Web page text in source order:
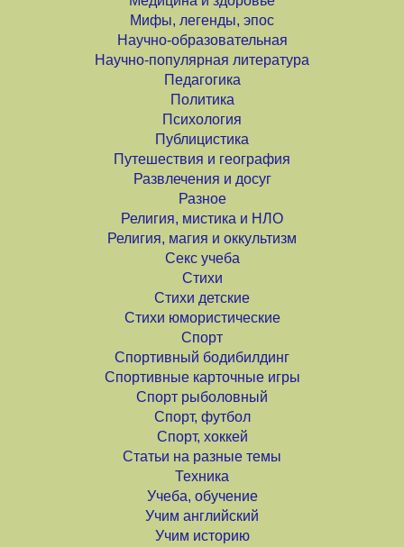
Мифы, легенды, эпос
Научно-образовательная
Научно-популярная литература
Педагогика
Политика
Психология
Публицистика
Путешествия и география
Развлечения и досуг
Разное
Религия, мистика и НЛО
Религия, магия и оккультизм
Секс учеба
Стихи
Стихи детские
Стихи юмористические
Спорт
Спортивный бодибилдинг
Спортивные карточные игры
Спорт рыболовный
Спорт, футбол
Спорт, хоккей
Статьи на разные темы
Техника
Учеба, обучение
Учим английский
Учим историю